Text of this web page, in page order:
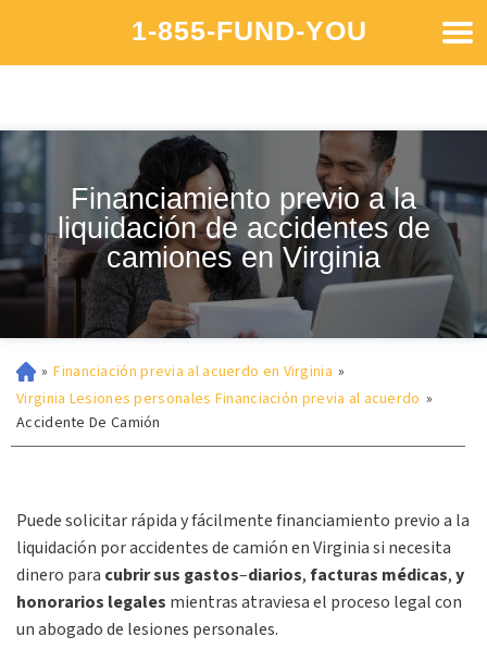
1-855-FUND-YOU
Financiamiento previo a la
liquidación de accidentes de
camiones en Virginia
» Financiación previa al acuerdo en Virginia »
Virginia Lesiones personales Financiación previa al acuerdo »
Accidente De Camión
Puede solicitar rápida y fácilmente financiamiento previo a la
liquidación por accidentes de camión en Virginia si necesita
dinero para cubrir sus gastos–diarios,facturas médicas,y
honorarios legales mientras atraviesa el proceso legal con
un abogado de lesiones personales.